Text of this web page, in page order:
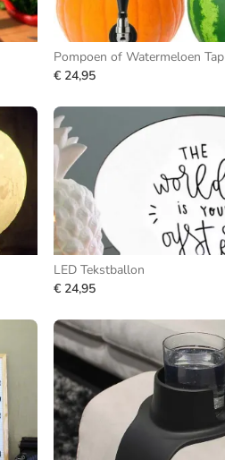
Pompoen of Watermeloen Tap
€ 24,95
LED Tekstballon
€ 24,95